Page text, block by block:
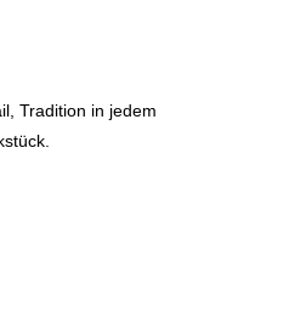
Tradition in jedem